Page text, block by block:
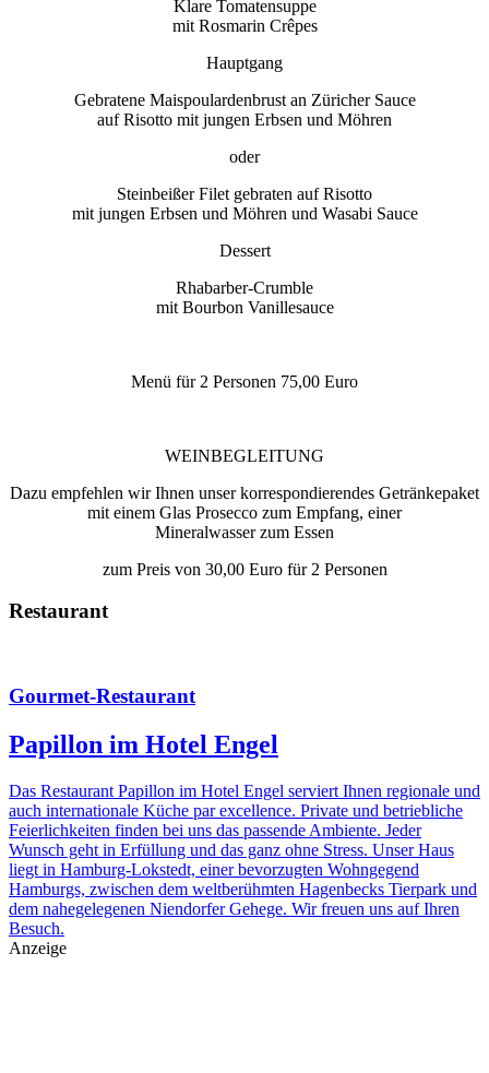
Klare Tomatensuppe
mit Rosmarin Crêpes
Hauptgang
Gebratene Maispoulardenbrust an Züricher Sauce
auf Risotto mit jungen Erbsen und Möhren
oder
Steinbeißer Filet gebraten auf Risotto
mit jungen Erbsen und Möhren und Wasabi Sauce
Dessert
Rhabarber-Crumble
mit Bourbon Vanillesauce
Menü für 2 Personen 75,00 Euro
WEINBEGLEITUNG
Dazu empfehlen wir Ihnen unser korrespondierendes Getränkepaket
mit einem Glas Prosecco zum Empfang, einer
Mineralwasser zum Essen
zum Preis von 30,00 Euro für 2 Personen
Restaurant
Gourmet-Restaurant
Papillon im Hotel Engel
Das Restaurant Papillon im Hotel Engel serviert Ihnen regionale und
auch internationale Küche par excellence. Private und betriebliche
Feierlichkeiten finden bei uns das passende Ambiente. Jeder
Wunsch geht in Erfüllung und das ganz ohne Stress. Unser Haus
liegt in Hamburg-Lokstedt, einer bevorzugten Wohngegend
Hamburgs, zwischen dem weltberühmten Hagenbecks Tierpark und
dem nahegelegenen Niendorfer Gehege. Wir freuen uns auf Ihren
Besuch.
Anzeige